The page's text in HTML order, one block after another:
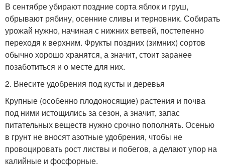
В сентябре убирают поздние сорта яблок и груш,
обрывают рябину, осенние сливы и терновник. Собирать
урожай нужно, начиная с нижних ветвей, постепенно
переходя к верхним. Фрукты поздних (зимних) сортов
обычно хорошо хранятся, а значит, стоит заранее
позаботиться и о месте для них.
2. Внесите удобрения под кусты и деревья
Крупные (особенно плодоносящие) растения и почва
под ними истощились за сезон, а значит, запас
питательных веществ нужно срочно пополнять. Осенью
в грунт не вносят азотные удобрения, чтобы не
провоцировать рост листвы и побегов, а делают упор на
калийные и фосфорные.